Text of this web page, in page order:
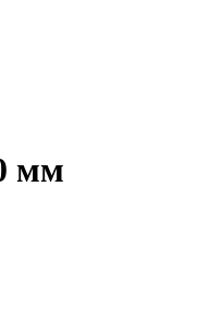
мм